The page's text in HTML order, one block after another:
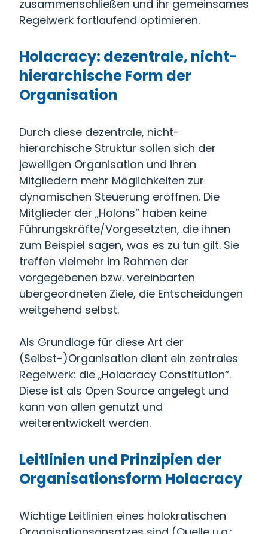
zusammenschließen und ihr gemeinsames
Regelwerk fortlaufend optimieren.
Holacracy: dezentrale, nicht-
hierarchische Form der
Organisation
Durch diese dezentrale, nicht-
hierarchische Struktur sollen sich der
jeweiligen Organisation und ihren
Mitgliedern mehr Möglichkeiten zur
dynamischen Steuerung eröffnen. Die
Mitglieder der „Holons“ haben keine
Führungskräfte/Vorgesetzten, die ihnen
zum Beispiel sagen, was es zu tun gilt. Sie
treffen vielmehr im Rahmen der
vorgegebenen bzw. vereinbarten
übergeordneten Ziele, die Entscheidungen
weitgehend selbst.
Als Grundlage für diese Art der
(Selbst-)Organisation dient ein zentrales
Regelwerk: die „Holacracy Constitution“.
Diese ist als Open Source angelegt und
kann von allen genutzt und
weiterentwickelt werden.
Leitlinien und Prinzipien der
Organisationsform Holacracy
Wichtige Leitlinien eines holokratischen